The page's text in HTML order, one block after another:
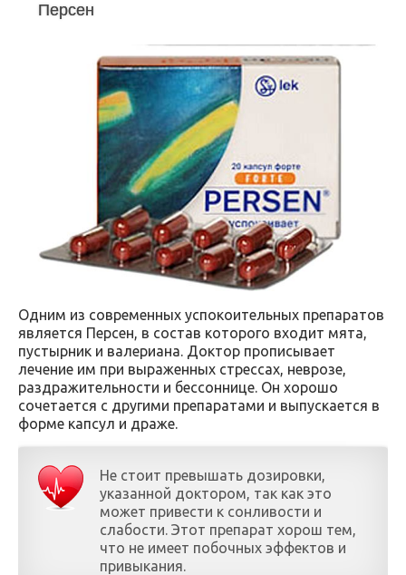
Персен
Одним из современных успокоительных препаратов
является Персен, в состав которого входит мята,
пустырник и валериана. Доктор прописывает
лечение им при выраженных стрессах, неврозе,
раздражительности и бессоннице. Он хорошо
сочетается с другими препаратами и выпускается в
форме капсул и драже.
Не стоит превышать дозировки,
указанной доктором, так как это
может привести к сонливости и
слабости. Этот препарат хорош тем,
что не имеет побочных эффектов и
привыкания.